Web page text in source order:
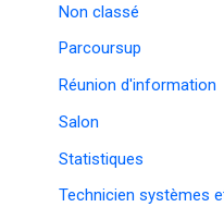
Non classé
Parcoursup
Réunion d'information
Salon
Statistiques
Technicien systèmes